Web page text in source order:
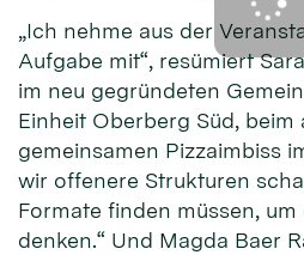
„Ich nehme aus der
Aufgabe mit“, resümiert
im neu gegründeten
Einheit Oberberg Süd, beim
gemeinsamen Pizzaimbiss
wir offenere Strukturen
Formate finden müssen,
denken.“ Und Magda Baer